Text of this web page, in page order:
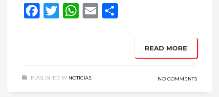
Facebook
Twitter
WhatsApp
Email
READ MORE
PUBLISHED IN NOTICIAS NO COMMENTS